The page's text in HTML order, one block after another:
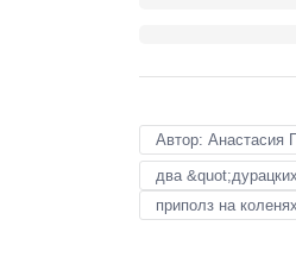
Автор: Анастасия
два
приполз на